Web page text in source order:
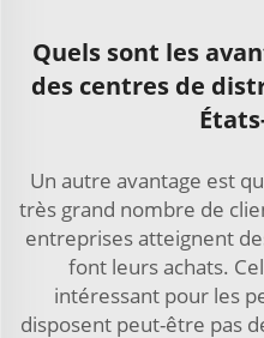
Quels sont les
des centres de
Un autre avantage est
très grand nombre de
entreprises atteignent
font leurs achats.
intéressant pour les
disposent peut-être pas